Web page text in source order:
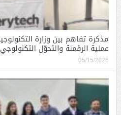
عملية الرقمنة والتحوّل التكنولوجي
05/15/2026